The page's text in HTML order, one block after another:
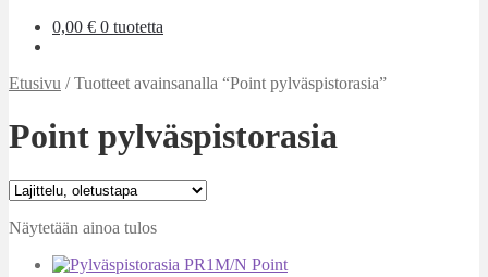
0,00 € 0 tuotetta
Etusivu /Tuotteet avainsanalla “Point pylväspistorasia”
Point pylväspistorasia
Näytetään ainoa tulos